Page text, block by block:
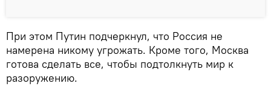
При этом Путин подчеркнул, что Россия не
намерена никому угрожать. Кроме того, Москва
готова сделать все, чтобы подтолкнуть мир к
разоружению.